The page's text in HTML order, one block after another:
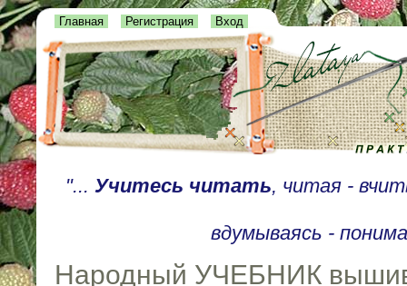
Главная Регистрация Вход
"... Учитесь читать, читая -
вдумываясь -
Народный УЧЕБНИК